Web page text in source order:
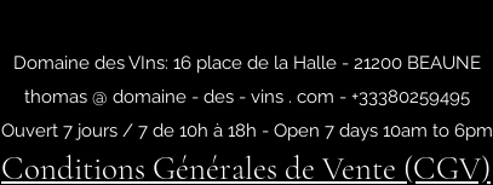
Domaine des VIns: 16 place de la Halle - 21200 BEAUNE
thomas @ domaine - des - vins . com - +33380259495
Ouvert 7 jours / 7 de 10h à 18h - Open 7 days 10am to 6pm
Conditions Générales de Vente (CGV)